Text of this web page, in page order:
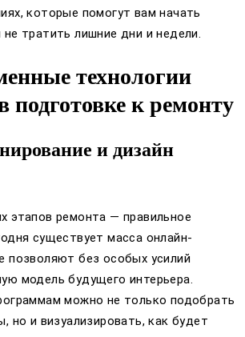
которые помогут вам начать
тратить лишние дни и недели.
технологии
подготовке к ремонту
и дизайн
этапов ремонта — правильное
существует масса онлайн-
позволяют без особых усилий
модель будущего интерьера.
можно не только подобрать
но и визуализировать, как будет